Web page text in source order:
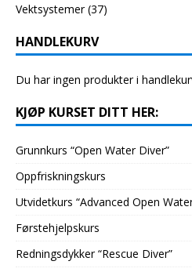
Vektsystemer (37)
HANDLEKURV
Du har ingen produkter i
KJØP KURSET DITT HER:
Grunnkurs “Open Water Diver”
Oppfriskningskurs
Utvidetkurs “Advanced Open
Førstehjelpskurs
Redningsdykker “Rescue Diver”